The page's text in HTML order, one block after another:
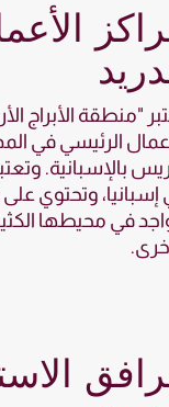
"منطقة الأبراج
الرئيسي في
بالإسبانية.
إسبانيا، وتحتوي
في محيطها